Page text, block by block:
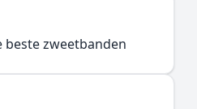
beste zweetbanden